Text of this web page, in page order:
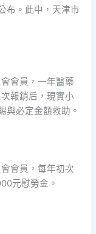
布。此中，天津市
會員，一年醫藥
報銷后，現實小
與必定金額救助。
會員，每年初次
元慰勞金。